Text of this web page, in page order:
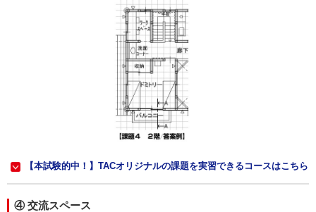
【本試験的中！】TACオリジナルの課題を実習できるコースはこちら
④ 交流スペース